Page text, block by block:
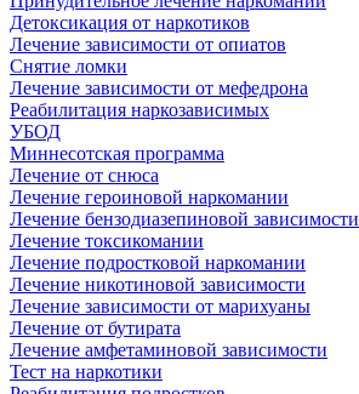
Детоксикация от наркотиков
Лечение зависимости от опиатов
Снятие ломки
Лечение зависимости от мефедрона
Реабилитация наркозависимых
УБОД
Миннесотская программа
Лечение от снюса
Лечение героиновой наркомании
Лечение бензодиазепиновой зависимости
Лечение токсикомании
Лечение подростковой наркомании
Лечение никотиновой зависимости
Лечение зависимости от марихуаны
Лечение от бутирата
Лечение амфетаминовой зависимости
Тест на наркотики